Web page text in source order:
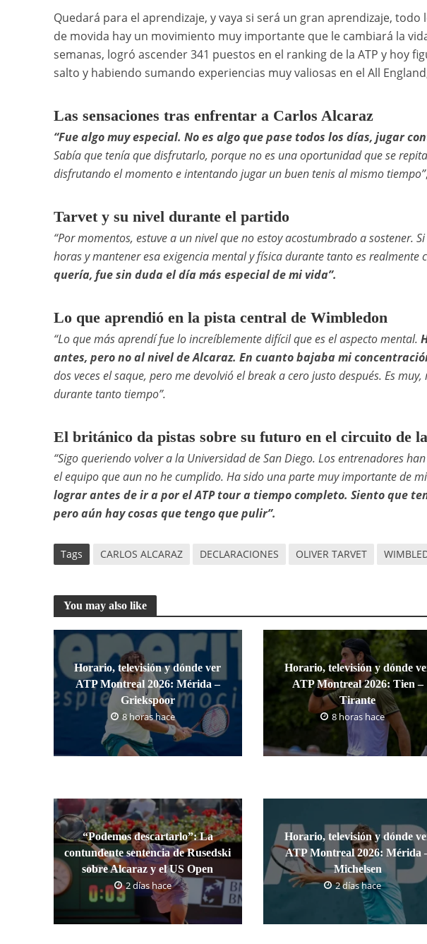
Quedará para el aprendizaje, y vaya si será un gran aprendizaje,
de movida hay un movimiento muy importante que le cambiará la
semanas, logró ascender 341 puestos en el ranking de la ATP y hoy
salto y habiendo sumando experiencias muy valiosas en el All
Las sensaciones tras enfrentar a Carlos Alcaraz
“Fue algo muy especial. No es algo que pase todos los días, jugar
Sabía que tenía que disfrutarlo, porque no es una oportunidad que se
disfrutando el momento e intentando jugar un buen tenis al mismo tiempo”,
Tarvet y su nivel durante el partido
“Por momentos, estuve a un nivel que no estoy acostumbrado a sostener.
horas y mantener esa exigencia mental y física durante tanto es realmente
quería, fue sin duda el día más especial de mi vida”.
Lo que aprendió en la pista central de Wimbledon
“Lo que más aprendí fue lo increíblemente difícil que es el aspecto mental.
antes, pero no al nivel de Alcaraz. En cuanto bajaba mi
dos veces el saque, pero me devolvió el break a cero justo después. Es
durante tanto tiempo”.
El británico da pistas sobre su futuro en el circuito de
“Sigo queriendo volver a la Universidad de San Diego. Los entrenadores
el equipo que aun no he cumplido. Ha sido una parte muy importante de
lograr antes de ir a por el ATP tour a tiempo completo. Siento que
pero aún hay cosas que tengo que pulir”.
Tags CARLOS ALCARAZ DECLARACIONES OLIVER TARVET
You may also like
Horario, televisión y dónde ver
ATP Montreal 2026: Mérida –
Griekspoor
8 horas hace
Horario, televisión y dónde
ATP Montreal 2026: Tien –
Tirante
8 horas hace
“Podemos descartarlo”: La
contundente sentencia de Rusedski
sobre Alcaraz y el US Open
2 días hace
Horario, televisión y dónde
ATP Montreal 2026: Mérida
Michelsen
2 días hace